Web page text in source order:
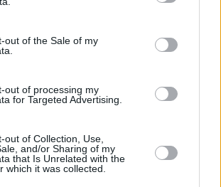
to Google and its third-party tags to
below specified purposes in below Google
out of the Sale of my
out of processing my
for Targeted Advertising.
out of Collection, Use,
and/or Sharing of my
that Is Unrelated with the
which it was collected.
ετών στη Σαντορίνη: Ο 15χρονος
να ξεφύγει από το τσουνάμι
τη χρονολογία της μεγάλης